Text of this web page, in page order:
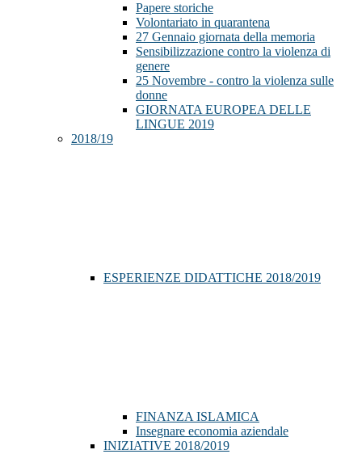
Papere storiche
Volontariato in quarantena
27 Gennaio giornata della memoria
Sensibilizzazione contro la violenza di
genere
25 Novembre - contro la violenza sulle
donne
GIORNATA EUROPEA DELLE
LINGUE 2019
2018/19
ESPERIENZE DIDATTICHE 2018/2019
FINANZA ISLAMICA
Insegnare economia aziendale
INIZIATIVE 2018/2019